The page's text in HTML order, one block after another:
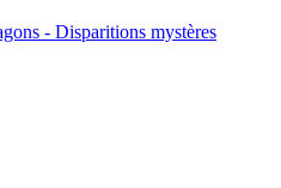
- Disparitions mystères